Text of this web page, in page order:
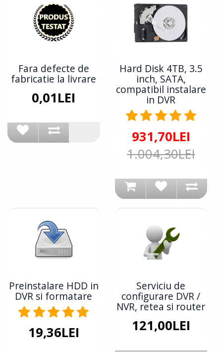
Fara defecte de
fabricatie la livrare
0,01LEI
Hard Disk 4TB, 3.5
inch, SATA,
compatibil instalare
in DVR
931,70LEI
1.004,30LEI
Preinstalare HDD in
DVR si formatare
19,36LEI
Serviciu de
configurare DVR /
NVR, retea si router
121,00LEI